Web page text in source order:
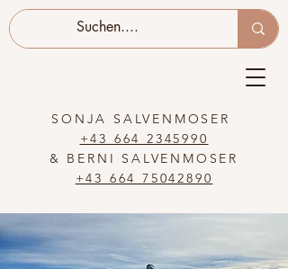
SONJA SALVENMOSER
+43 664 2345990
& BERNI SALVENMOSER
+43 664 75042890